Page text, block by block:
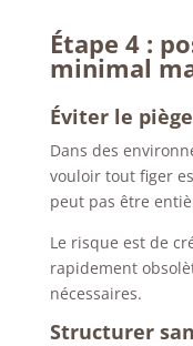
Étape 4 :
minimal
Éviter le
Dans des
vouloir tout figer
peut pas être
Le risque est de
rapidement
nécessaires.
Structurer